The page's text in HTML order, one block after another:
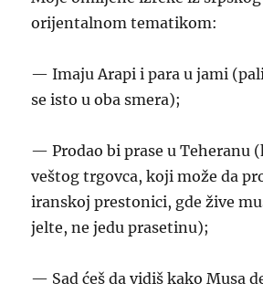
orijentalnom tematikom:
— Imaju Arapi i para u jami
se isto u oba smera);
— Prodao bi prase u Teheranu
veštog trgovca, koji može da
iranskoj prestonici, gde žive
jelte, ne jedu prasetinu);
— Sad ćeš da vidiš kako Musa